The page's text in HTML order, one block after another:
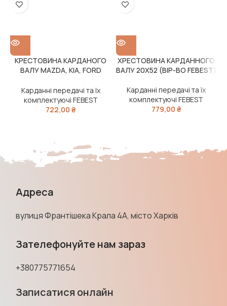
КРЕСТОВИНА КАРДАНОГО
ВАЛУ MAZDA, KIA, FORD
Карданні передачі та їх
комплектуючі FEBEST
722,00 ₴
ХРЕСТОВИНА КАРДАННОГО
ВАЛУ 20X52 (ВІР-ВО FEBEST)
Карданні передачі та їх
комплектуючі FEBEST
779,00 ₴
Адреса
вулиця Франтішека Крала 4А, місто Харків
Зателефонуйте нам зараз
+380775771654
Записатися онлайн